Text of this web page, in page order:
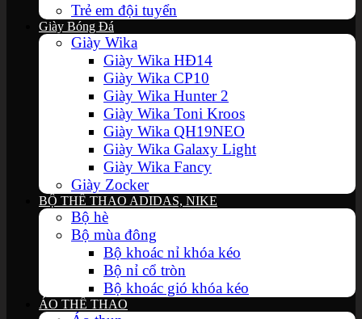
Trẻ em đội tuyển
Giày Bóng Đá
Giày Wika
Giày Wika HĐ14
Giày Wika CP10
Giày Wika Hunter 2
Giày Wika Toni Kroos
Giày Wika QH19NEO
Giày Wika Galaxy Light
Giày Wika Fancy
Giày Zocker
BỘ THỂ THAO ADIDAS, NIKE
Bộ hè
Bộ mùa đông
Bộ khoác nỉ khóa kéo
Bộ nỉ cổ tròn
Bộ khoác gió khóa kéo
ÁO THỂ THAO